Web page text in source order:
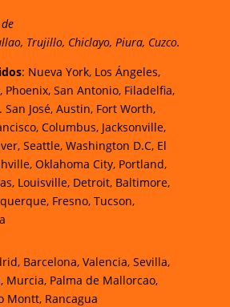
, Trujillo, Chiclayo, Piura, Cuzco.
: Nueva York, Los Ángeles,
Phoenix, San Antonio, Filadelfia,
San José, Austin, Fort Worth,
Columbus, Jacksonville,
Seattle, Washington D.C, El
Oklahoma City, Portland,
Louisville, Detroit, Baltimore,
Fresno, Tucson,
Barcelona, Valencia, Sevilla,
Murcia, Palma de Mallorcao,
Montt, Rancagua